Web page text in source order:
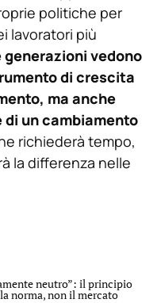
politiche per
lavoratori più
generazioni vedono
di crescita
ma anche
un cambiamento
richiederà tempo,
la differenza nelle
neutro”: il principio
norma, non il mercato